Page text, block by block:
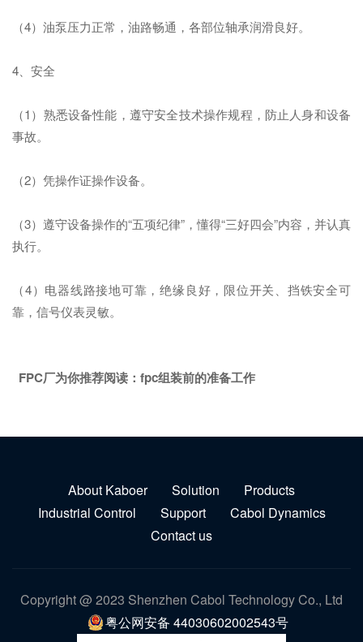
（4）油泵压力正常，油路畅通，各部位轴承润滑良好。
4、安全
（1）熟悉设备性能，遵守安全技术操作规程，防止人身和设备
事故。
（2）凭操作证操作设备。
（3）遵守设备操作的“五项纪律”，懂得“三好四会”内容，并认真
执行。
（4）电器线路接地可靠，绝缘良好，限位开关、挡铁安全可
靠，信号仪表灵敏。
FPC厂为你推荐阅读： fpc组装前的准备工作
About Kaboer Solution
Products
Industrial Control
Support
Cabol Dynamics
Contact us
Copyright @ 2023 Shenzhen Cabol Technology Co., Ltd
粤公网安备 44030602002543号